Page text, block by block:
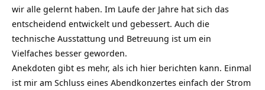
wir alle gelernt haben. Im Laufe der Jahre hat sich das
entscheidend entwickelt und gebessert. Auch die
technische Ausstattung und Betreuung ist um ein
Vielfaches besser geworden.
Anekdoten gibt es mehr, als ich hier berichten kann. Einmal
ist mir am Schluss eines Abendkonzertes einfach der Strom